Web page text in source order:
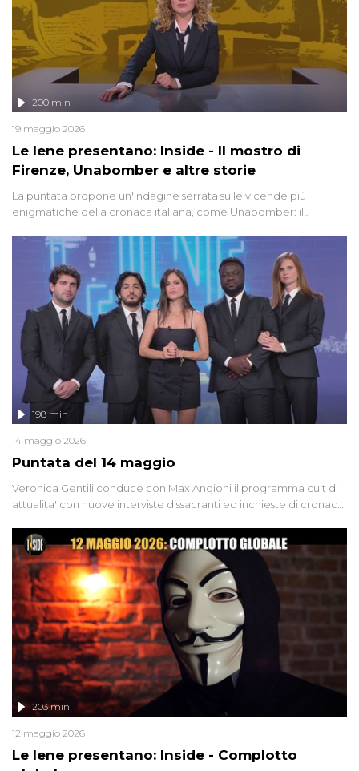
Le Iene presentano: Inside - Il mostro di
Firenze, Unabomber e altre storie
200 min
19 maggio 2026
La puntata propone un'indagine serrata sulle vicende più
enigmatiche della cronaca italiana, come Unabomber: il
'90 e il 2000 che, inquietantemente, potrebbe essere ancora in
libertà. Lo speciale affronta inoltre le zone d'ombra sul Mostro di
Firenze, le cui responsabilità appaiono ancora oggi avvolte in un
groviglio di dubbi mai chiariti. Nel corso dello speciale anche
l'intervista inedita a Olindo Romano, realizzata ne...
Puntata del 14 maggio
198 min
14 maggio 2026
Veronica Gentili conduce con Max Angioni il programma cult di
attualita' con nuove interviste dissacranti ed inchieste di cronaca
Le Iene presentano: Inside - Complotto
203 min
12 maggio 2026